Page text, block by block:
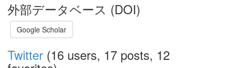
外部データベース (DOI)
Google Scholar
Twitter (16 users, 17 posts, 12